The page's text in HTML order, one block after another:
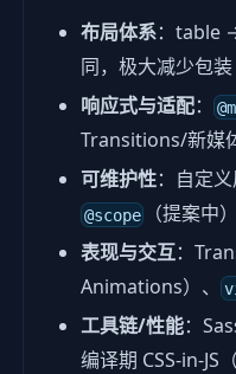
布局体系：table
同，极大减少包装
响应式与适配：
Transitions/新媒
可维护性：自定
@scope （提案中
表现与交互：
Animations）、
工具链/性能：
编译期 CSS-in-